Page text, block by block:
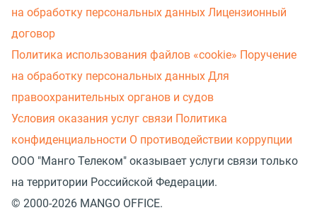
на обработку персональных данных Лицензионный
договор
Политика использования файлов «cookie» Поручение
на обработку персональных данных Для
правоохранительных органов и судов
Условия оказания услуг связи Политика
конфиденциальности О противодействии коррупции
ООО "Манго Телеком" оказывает услуги связи только
на территории Российской Федерации.
© 2000-2026 MANGO OFFICE.